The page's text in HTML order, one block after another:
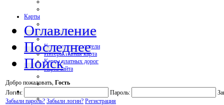
Карты
Карты и путеводители
Интерактивная карта
Карты платных дорог
Карта сайта
Оглавление
Последнее
Поиск
Добро пожаловать, Гость
Логин:
Пароль:
Забыли пароль? Забыли логин? Регистрация